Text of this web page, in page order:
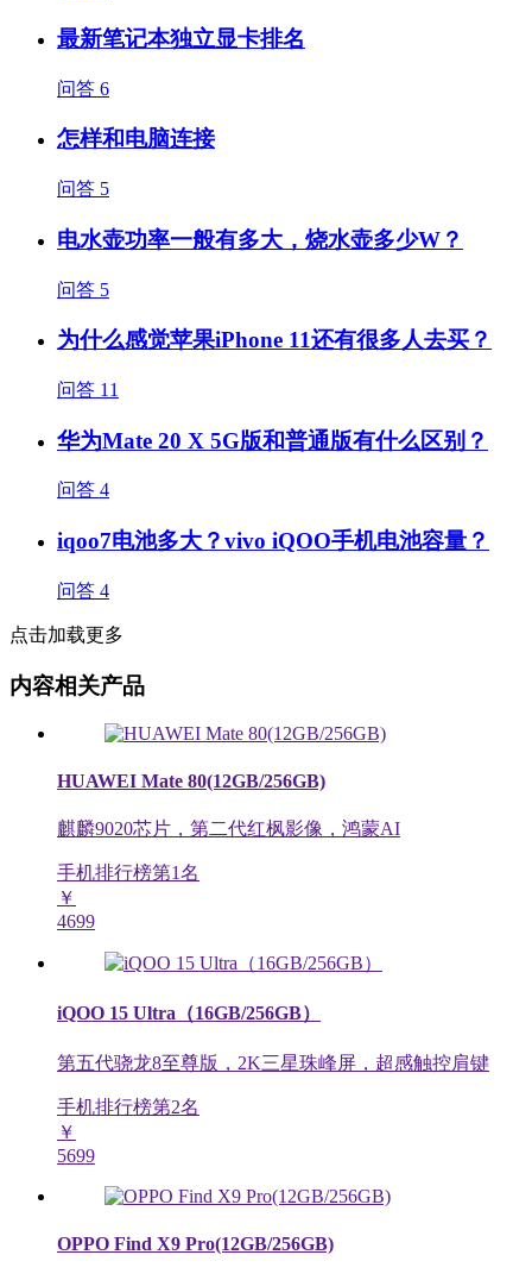
最新笔记本独立显卡排名
问答 6
怎样和电脑连接
问答 5
电水壶功率一般有多大，烧水壶多少W？
问答 5
为什么感觉苹果iPhone 11还有很多人去买？
问答 11
华为Mate 20 X 5G版和普通版有什么区别？
问答 4
iqoo7电池多大？vivo iQOO手机电池容量？
问答 4
点击加载更多
内容相关产品
HUAWEI Mate 80(12GB/256GB)
麒麟9020芯片，第二代红枫影像，鸿蒙AI
手机排行榜第1名
￥
4699
iQOO 15 Ultra（16GB/256GB）
第五代骁龙8至尊版，2K三星珠峰屏，超感触控肩键
手机排行榜第2名
￥
5699
OPPO Find X9 Pro(12GB/256GB)